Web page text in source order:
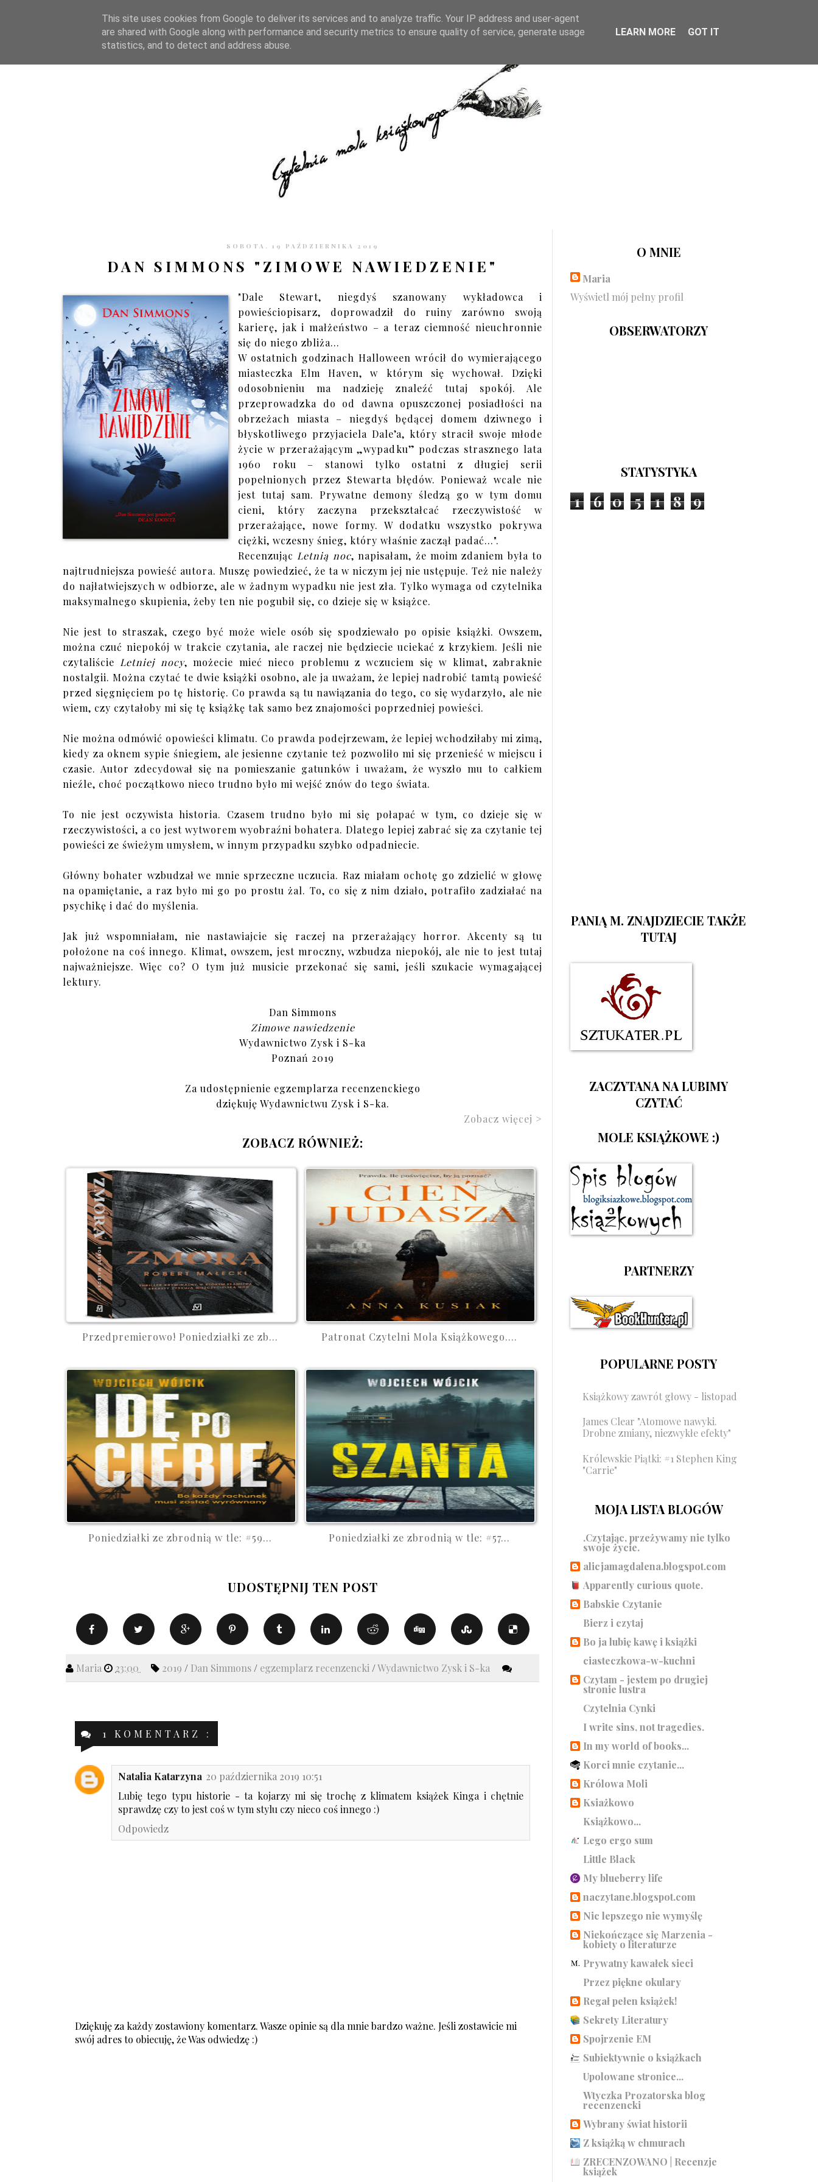
STRONA GŁÓWNA WSPÓŁPRACA RECENZJE O STRONIE KONTAKT CZYTELNIA PO GODZINACH
SOBOTA, 19 PAŹDZIERNIKA 2019
DAN SIMMONS "ZIMOWE NAWIEDZENIE"
"Dale Stewart, niegdyś szanowany wykładowca i
powieściopisarz, doprowadził do ruiny zarówno swoją
karierę, jak i małżeństwo – a teraz ciemność nieuchronnie
się do niego zbliża…
W ostatnich godzinach Halloween wrócił do wymierającego
miasteczka Elm Haven, w którym się wychował. Dzięki
odosobnieniu ma nadzieję znaleźć tutaj spokój. Ale
przeprowadzka do od dawna opuszczonej posiadłości na
obrzeżach miasta – niegdyś będącej domem dziwnego i
błyskotliwego przyjaciela Dale’a, który stracił swoje młode
życie w przerażającym „wypadku” podczas strasznego lata
1960 roku – stanowi tylko ostatni z długiej serii
popełnionych przez Stewarta błędów. Ponieważ wcale nie
jest tutaj sam. Prywatne demony śledzą go w tym domu
cieni, który zaczyna przekształcać rzeczywistość w
przerażające, nowe formy. W dodatku wszystko pokrywa
ciężki, wczesny śnieg, który właśnie zaczął padać…".
Recenzując Letnią noc, napisałam, że moim zdaniem była to
najtrudniejsza powieść autora. Muszę powiedzieć, że ta w niczym jej nie ustępuje. Też nie należy
do najłatwiejszych w odbiorze, ale w żadnym wypadku nie jest zła. Tylko wymaga od czytelnika
maksymalnego skupienia, żeby ten nie pogubił się, co dzieje się w książce.
Nie jest to straszak, czego być może wiele osób się spodziewało po opisie książki. Owszem,
można czuć niepokój w trakcie czytania, ale raczej nie będziecie uciekać z krzykiem. Jeśli nie
czytaliście Letniej nocy, możecie mieć nieco problemu z wczuciem się w klimat, zabraknie
nostalgii. Można czytać te dwie książki osobno, ale ja uważam, że lepiej nadrobić tamtą powieść
przed sięgnięciem po tę historię. Co prawda są tu nawiązania do tego, co się wydarzyło, ale nie
wiem, czy czytałoby mi się tę książkę tak samo bez znajomości poprzedniej powieści.
Nie można odmówić opowieści klimatu. Co prawda podejrzewam, że lepiej wchodziłaby mi zimą,
kiedy za oknem sypie śniegiem, ale jesienne czytanie też pozwoliło mi się przenieść w miejscu i
czasie. Autor zdecydował się na pomieszanie gatunków i uważam, że wyszło mu to całkiem
nieźle, choć początkowo nieco trudno było mi wejść znów do tego świata.
To nie jest oczywista historia. Czasem trudno było mi się połapać w tym, co dzieje się w
rzeczywistości, a co jest wytworem wyobraźni bohatera. Dlatego lepiej zabrać się za czytanie tej
powieści ze świeżym umysłem, w innym przypadku szybko odpadniecie.
Główny bohater wzbudzał we mnie sprzeczne uczucia. Raz miałam ochotę go zdzielić w głowę
na opamiętanie, a raz było mi go po prostu żal. To, co się z nim działo, potrafiło zadziałać na
psychikę i dać do myślenia.
Jak już wspomniałam, nie nastawiajcie się raczej na przerażający horror. Akcenty są tu
położone na coś innego. Klimat, owszem, jest mroczny, wzbudza niepokój, ale nie to jest tutaj
najważniejsze. Więc co? O tym już musicie przekonać się sami, jeśli szukacie wymagającej
lektury.
Dan Simmons
Zimowe nawiedzenie
Wydawnictwo Zysk i S-ka
Poznań 2019
Za udostępnienie egzemplarza recenzenckiego
dziękuję Wydawnictwu Zysk i S-ka.
Zobacz więcej >
ZOBACZ RÓWNIEŻ:
Przedpremierowo! Poniedziałki ze zb... Patronat Czytelni Mola Książkowego....
Poniedziałki ze zbrodnią w tle: #59... Poniedziałki ze zbrodnią w tle: #57...
UDOSTĘPNIJ TEN POST
Maria 23:00 2019 / Dan Simmons / egzemplarz recenzencki /Wydawnictwo Zysk i S-ka
1 KOMENTARZ :
Natalia Katarzyna 20 października 2019 10:51
Lubię tego typu historie - ta kojarzy mi się trochę z klimatem książek Kinga i chętnie
sprawdzę czy to jest coś w tym stylu czy nieco coś innego :)
Odpowiedz
Dziękuję za każdy zostawiony komentarz. Wasze opinie są dla mnie bardzo ważne. Jeśli zostawicie mi
swój adres to obiecuję, że Was odwiedzę :)
O MNIE
Maria
Wyświetl mój pełny profil
OBSERWATORZY
STATYSTYKA
1 6 0 5 1 8 9
PANIĄ M. ZNAJDZIECIE TAKŻE
TUTAJ
ZACZYTANA NA LUBIMY
CZYTAĆ
MOLE KSIĄŻKOWE :)
PARTNERZY
POPULARNE POSTY
Książkowy zawrót głowy - listopad
James Clear "Atomowe nawyki.
Drobne zmiany, niezwykłe efekty"
Królewskie Piątki: #1 Stephen King
"Carrie"
MOJA LISTA BLOGÓW
.Czytając, przeżywamy nie tylko
swoje życie.
alicjamagdalena.blogspot.com
Apparently curious quote.
Babskie Czytanie
Bierz i czytaj
Bo ja lubię kawę i książki
ciasteczkowa-w-kuchni
Czytam - jestem po drugiej
stronie lustra
Czytelnia Cynki
I write sins, not tragedies.
In my world of books...
Korci mnie czytanie...
Królowa Moli
Ksiażkowo
Książkowo...
Lego ergo sum
Little Black
My blueberry life
naczytane.blogspot.com
Nic lepszego nie wymyślę
Niekończące się Marzenia -
kobiety o literaturze
Prywatny kawałek sieci
Przez piękne okulary
Regał pełen książek!
Sekrety Literatury
Spojrzenie EM
Subiektywnie o książkach
Upolowane stronice...
Wtyczka Prozatorska blog
recenzencki
Wybrany świat historii
Z książką w chmurach
ZRECENZOWANO | Recenzje
książek
This site uses cookies from Google to deliver its services and to analyze traffic. Your IP address and user-agent
are shared with Google along with performance and security metrics to ensure quality of service, generate usage
statistics, and to detect and address abuse.
LEARN MORE GOT IT